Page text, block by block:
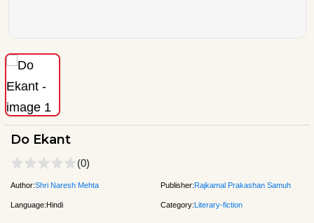
Do Ekant
(0)
Author:Shri Naresh Mehta Publisher:Rajkamal Prakashan Samuh
Language:Hindi Category:Literary-fiction